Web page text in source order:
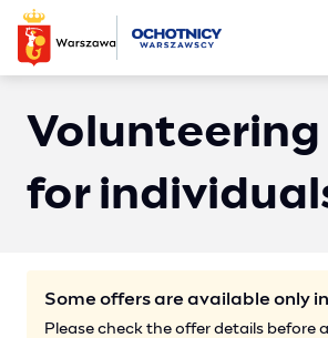
for
Some offers are available only
Please check the offer details before